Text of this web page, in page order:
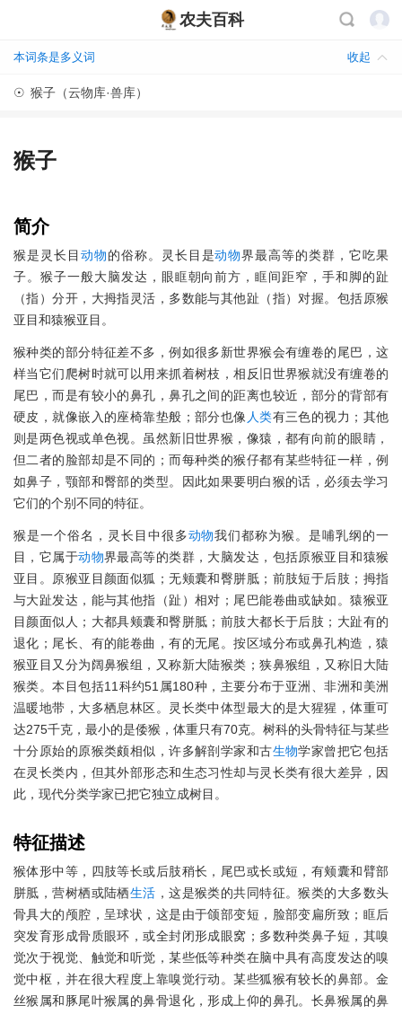
农夫百科
本词条是多义词 收起
☉ 猴子（云物库·兽库）
猴子
简介
猴是灵长目 动物的俗称。灵长目是动物界最高等的类群，它吃果
子。猴子一般大脑发达，眼眶朝向前方，眶间距窄，手和脚的趾
（指）分开，大拇指灵活，多数能与其他趾（指）对握。包括原猴
亚目和猿猴亚目。
猴种类的部分特征差不多，例如很多新世界猴会有缠卷的尾巴，这
样当它们爬树时就可以用来抓着树枝，相反旧世界猴就没有缠卷的
尾巴，而是有较小的鼻孔，鼻孔之间的距离也较近，部分的背部有
硬皮，就像嵌入的座椅靠垫般；部分也像 人类有三色的视力；其他
则是两色视或单色视。虽然新旧世界猴，像猿，都有向前的眼睛，
但二者的脸部却是不同的；而每种类的猴仔都有某些特征一样，例
如鼻子，颚部和臀部的类型。因此如果要明白猴的话，必须去学习
它们的个别不同的特征。
猴是一个俗名，灵长目中很多动物我们都称为猴。是哺乳纲的一
目，它属于动物界最高等的类群，大脑发达，包括原猴亚目和猿猴
亚目。原猴亚目颜面似狐；无颊囊和臀胼胝；前肢短于后肢；拇指
与大趾发达，能与其他指（趾）相对；尾巴能卷曲或缺如。猿猴亚
目颜面似人；大都具颊囊和臀胼胝；前肢大都长于后肢；大趾有的
退化；尾长、有的能卷曲，有的无尾。按区域分布或鼻孔构造，猿
猴亚目又分为阔鼻猴组，又称新大陆猴类；狭鼻猴组，又称旧大陆
猴类。本目包括11科约51属180种，主要分布于亚洲、非洲和美洲
温暖地带，大多栖息林区。灵长类中体型最大的是大猩猩，体重可
达275千克，最小的是倭猴，体重只有70克。树科的头骨特征与某些
十分原始的原猴类颇相似，许多解剖学家和古生物学家曾把它包括
在灵长类内，但其外部形态和生态习性却与灵长类有很大差异，因
此，现代分类学家已把它独立成树目。
特征描述
猴体形中等，四肢等长或后肢稍长，尾巴或长或短，有颊囊和臂部
胼胝，营树栖或陆栖生活 ，这是猴类的共同特征。猴类的大多数头
骨具大的颅腔，呈球状，这是由于颌部变短，脸部变扁所致；眶后
突发育形成骨质眼环，或全封闭形成眼窝；多数种类鼻子短，其嗅
觉次于视觉、触觉和听觉，某些低等种类在脑中具有高度发达的嗅
觉中枢，并在很大程度上靠嗅觉行动。某些狐猴有较长的鼻部。金
丝猴属和豚尾叶猴属的鼻骨退化，形成上仰的鼻孔。长鼻猴属的鼻